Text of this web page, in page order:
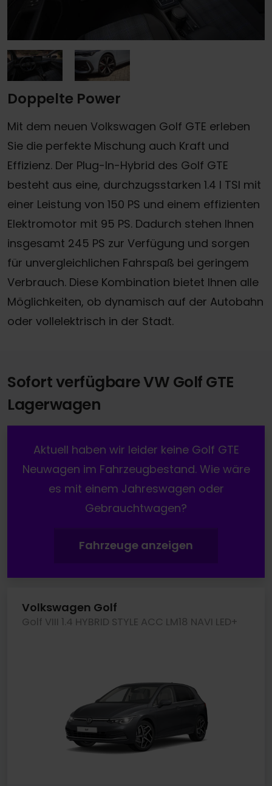
Doppelte Power
Mit dem neuen Volkswagen Golf GTE erleben
Sie die perfekte Mischung auch Kraft und
Effizienz. Der Plug-In-Hybrid des Golf GTE
besteht aus eine, durchzugsstarken 1.4 l TSI mit
einer Leistung von 150 PS und einem effizienten
Elektromotor mit 95 PS. Dadurch stehen Ihnen
insgesamt 245 PS zur Verfügung und sorgen
für unvergleichlichen Fahrspaß bei geringem
Verbrauch. Diese Kombination bietet Ihnen alle
Möglichkeiten, ob dynamisch auf der Autobahn
oder vollelektrisch in der Stadt.
Sofort verfügbare VW Golf GTE
Lagerwagen
Aktuell haben wir leider keine Golf GTE
Neuwagen im Fahrzeugbestand. Wie wäre
es mit einem Jahreswagen oder
Gebrauchtwagen?
Fahrzeuge anzeigen
Volkswagen Golf
Golf VIII 1.4 HYBRID STYLE ACC LM18 NAVI LED+